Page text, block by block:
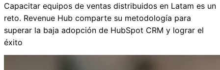
Capacitar equipos de ventas distribuidos en Latam es un
reto. Revenue Hub comparte su metodología para
superar la baja adopción de HubSpot CRM y lograr el
éxito